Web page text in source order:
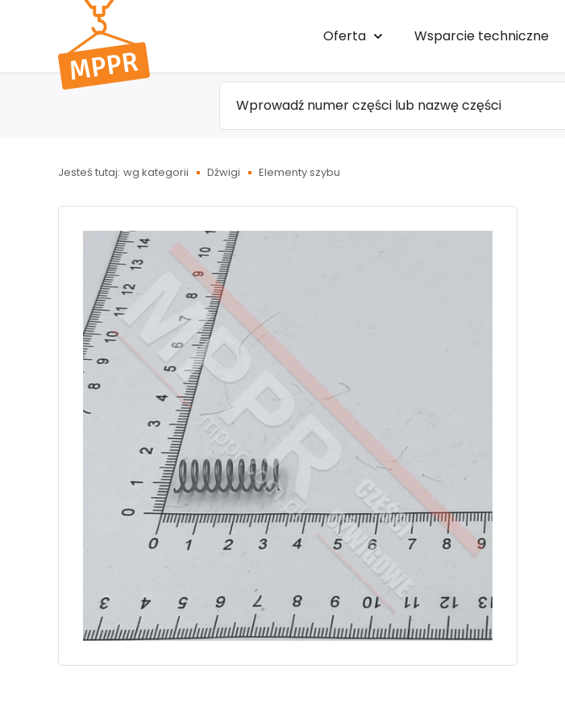
do menu
głównego
Oferta Wsparcie techniczne
Jesteś tutaj: wg kategorii Dźwigi Elementy szybu